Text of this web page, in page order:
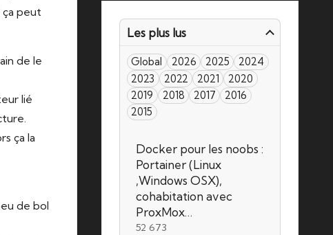
ça peut
de le
lié
ça la
de bol
Les plus lus
Global 2026 2025
2024
2023
2022 2021
2020
2019
2018 2017
2016
2015
Docker pour les noobs :
Portainer (Linux
,Windows OSX),
cohabitation avec
ProxMox…
52 673